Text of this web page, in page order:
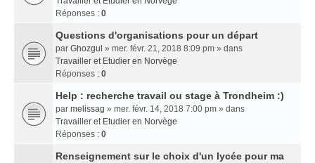
Réponses : 0
Questions d'organisations pour un départ
par Ghozgul » mer. févr. 21, 2018 8:09 pm » dans
Travailler et Etudier en Norvège
Réponses : 0
Help : recherche travail ou stage à Trondheim :)
par melissag » mer. févr. 14, 2018 7:00 pm » dans
Travailler et Etudier en Norvège
Réponses : 0
Renseignement sur le choix d'un lycée pour ma